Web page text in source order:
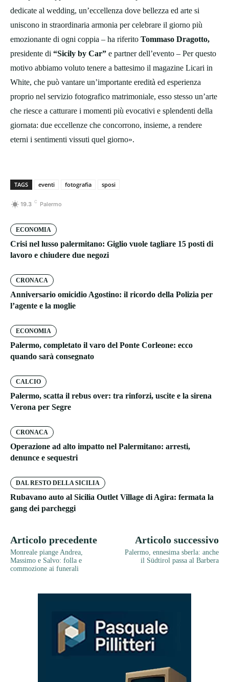
dedicate al wedding, un’eccellenza dove bellezza ed arte si
uniscono in straordinaria armonia per celebrare il giorno più
emozionante di ogni coppia – ha riferito Tommaso Dragotto,
presidente di “Sicily by Car” e partner dell’evento – Per questo
motivo abbiamo voluto tenere a battesimo il magazine Licari in
White, che può vantare un’importante eredità ed esperienza
proprio nel servizio fotografico matrimoniale, esso stesso un’arte
che riesce a catturare i momenti più evocativi e splendenti della
giornata: due eccellenze che concorrono, insieme, a rendere
eterni i sentimenti vissuti quel giorno».
TAGS eventi fotografia sposi
19.3 C Palermo
ECONOMIA
Crisi nel lusso palermitano: Giglio vuole tagliare 15 posti di
lavoro e chiudere due negozi
CRONACA
Anniversario omicidio Agostino: il ricordo della Polizia per
l’agente e la moglie
ECONOMIA
Palermo, completato il varo del Ponte Corleone: ecco
quando sarà consegnato
CALCIO
Palermo, scatta il rebus over: tra rinforzi, uscite e la sirena
Verona per Segre
CRONACA
Operazione ad alto impatto nel Palermitano: arresti,
denunce e sequestri
DAL RESTO DELLA SICILIA
Rubavano auto al Sicilia Outlet Village di Agira: fermata la
gang dei parcheggi
Articolo precedente
Monreale piange Andrea,
Massimo e Salvo: folla e
commozione ai funerali
Articolo successivo
Palermo, ennesima sberla: anche
il Südtirol passa al Barbera